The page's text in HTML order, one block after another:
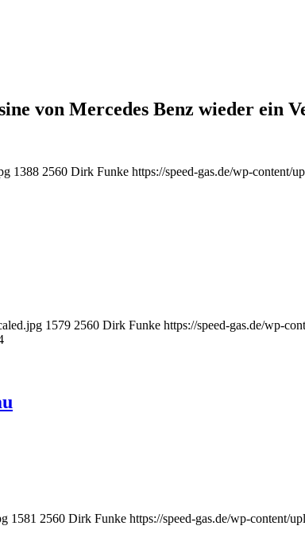
von Mercedes Benz wieder ein
1388 2560 Dirk Funke https://speed-gas.de/wp-content/
1579 2560 Dirk Funke https://speed-gas.de/wp-
1581 2560 Dirk Funke https://speed-gas.de/wp-content/